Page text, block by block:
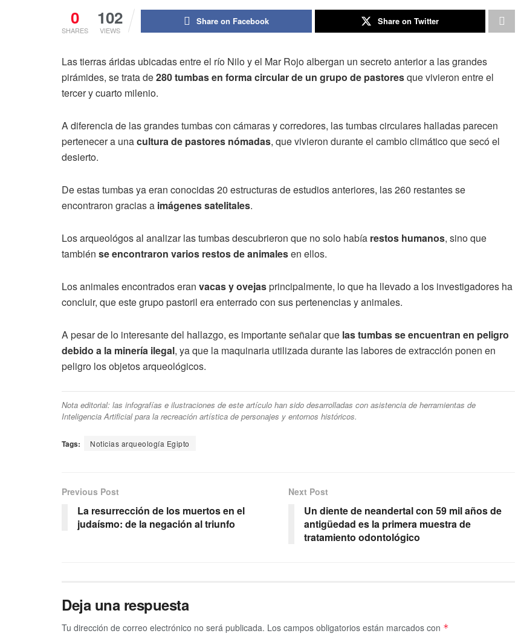
0
SHARES
102
VIEWS
Share on Facebook Share on Twitter
Las tierras áridas ubicadas entre el río Nilo y el Mar Rojo albergan un secreto anterior a las grandes
pirámides, se trata de280 tumbas en forma circular de un grupo de pastoresque vivieron entre el
tercer y cuarto milenio.
A diferencia de las grandes tumbas con cámaras y corredores, las tumbas circulares halladas parecen
pertenecer a unacultura de pastores nómadas, que vivieron durante el cambio climático que secó el
desierto.
De estas tumbas ya eran conocidas 20 estructuras de estudios anteriores, las 260 restantes se
encontraron gracias a imágenes satelitales.
Los arqueológos al analizar las tumbas descubrieron que no solo había restos humanos, sino que
también se encontraron varios restos de animalesen ellos.
Los animales encontrados eran vacas y ovejasprincipalmente, lo que ha llevado a los investigadores ha
concluir, que este grupo pastoril era enterrado con sus pertenencias y animales.
A pesar de lo interesante del hallazgo, es importante señalar que las tumbas se encuentran en peligro
debido a la minería ilegal, ya que la maquinaria utilizada durante las labores de extracción ponen en
peligro los objetos arqueológicos.
Nota editorial: las infografías e ilustraciones de este artículo han sido desarrolladas con asistencia de herramientas de
Inteligencia Artificial para la recreación artística de personajes y entornos históricos.
Tags: Noticias arqueología Egipto
Previous Post
La resurrección de los muertos en el
judaísmo: de la negación al triunfo
Next Post
Un diente de neandertal con 59 mil años de
antigüedad es la primera muestra de
tratamiento odontológico
Deja una respuesta
Tu dirección de correo electrónico no será publicada. Los campos obligatorios están marcados con *